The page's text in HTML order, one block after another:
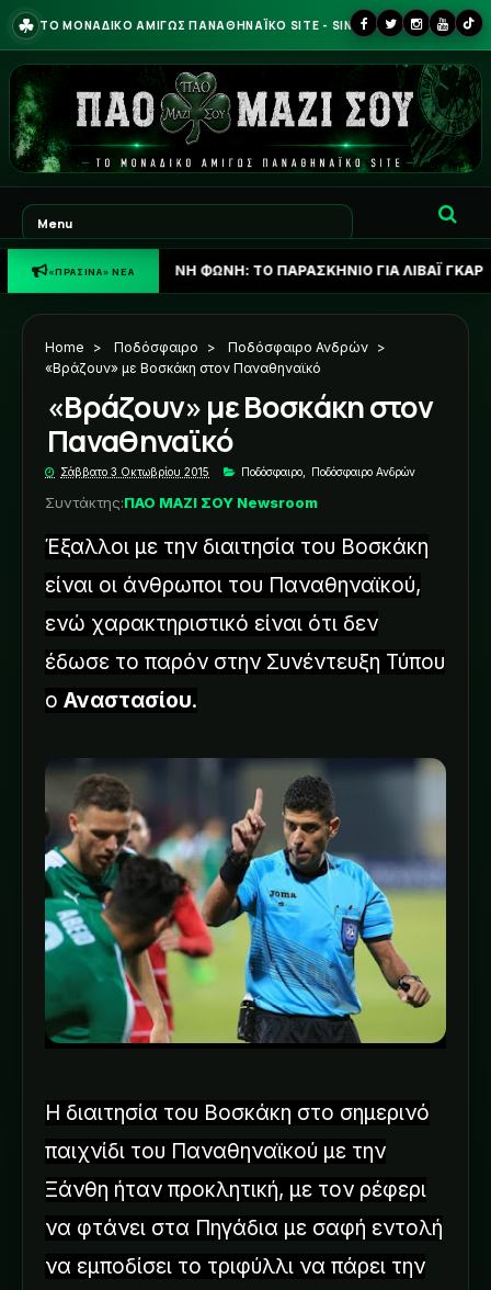
☘ ΤΟ ΜΟΝΑΔΙΚΟ ΑΜΙΓΩΣ ΠΑΝΑΘΗΝΑΪΚΟ SITE - SINCE 2013
«ΠΡΑΣΙΝΑ» ΝΕΑ
ΠΡΑΣΙΝΗ ΦΩΝΗ: ΤΟ ΠΑΡΑΣΚΗΝΙΟ ΓΙΑ ΛΙΒΑΪ ΓΚΑΡΣΙΑ ΚΑΙ ΤΟ
Home > Ποδόσφαιρο > Ποδόσφαιρο Ανδρών >
«Βράζουν» με Βοσκάκη στον Παναθηναϊκό
«Βράζουν» με Βοσκάκη στον
Παναθηναϊκό
Σάββατο 3 Οκτωβρίου 2015 Ποδόσφαιρο Ποδόσφαιρο Ανδρών
Συντάκτης:ΠΑΟ ΜΑΖΙ ΣΟΥ Newsroom
Έξαλλοι με την διαιτησία του Βοσκάκη
είναι οι άνθρωποι του Παναθηναϊκού,
ενώ χαρακτηριστικό είναι ότι δεν
έδωσε το παρόν στην Συνέντευξη Τύπου
ο Αναστασίου.
Η διαιτησία του Βοσκάκη στο σημερινό
παιχνίδι του Παναθηναϊκού με την
Ξάνθη ήταν προκλητική, με τον ρέφερι
να φτάνει στα Πηγάδια με σαφή εντολή
να εμποδίσει το τριφύλλι να πάρει την